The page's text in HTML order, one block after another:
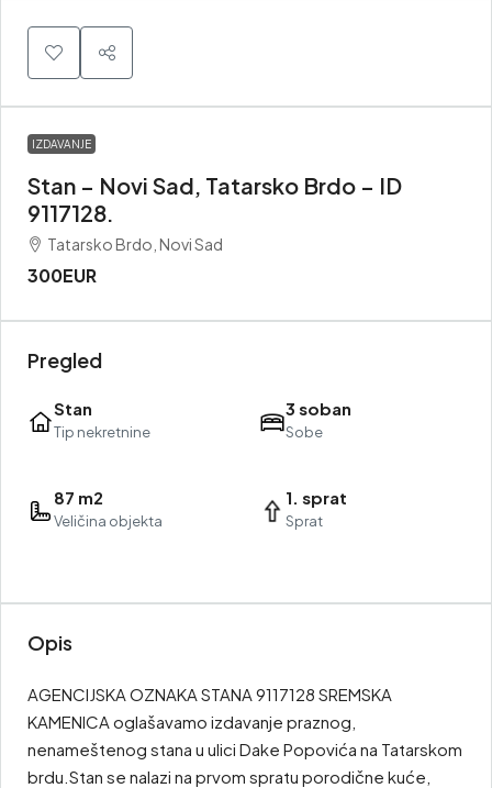
IZDAVANJE
Stan – Novi Sad, Tatarsko Brdo – ID
9117128.
Tatarsko Brdo, Novi Sad
300EUR
Pregled
Stan
Tip nekretnine
3 soban
Sobe
87 m2
Veličina objekta
1. sprat
Sprat
Opis
AGENCIJSKA OZNAKA STANA 9117128 SREMSKA
KAMENICA oglašavamo izdavanje praznog,
nenameštenog stana u ulici Dake Popovića na Tatarskom
brdu.Stan se nalazi na prvom spratu porodične kuće,